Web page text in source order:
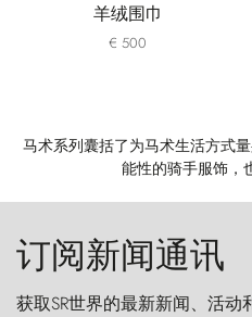
羊绒围巾
€ 500
马术系列囊括了为马术生活方式
能性的骑手服饰，
订阅新闻通讯
获取SR世界的最新新闻、活动